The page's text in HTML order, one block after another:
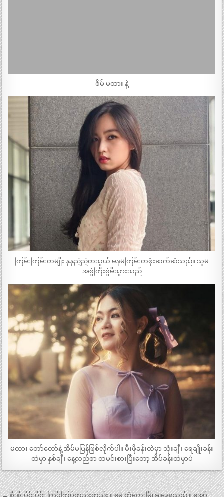
စိမ် မထား နဲ့
ကြမ်းကြမ်းတမျိုး နုနုညံ့ညံ့တသွယ် မနုမကြမ်းတဖုံးဆက်ဆံသည်။ သူမ
အစွဲကြီးစွဲမိသွားသည်
မထား တော်တော်နဲ့ အိမ်မပြန်ဖြစ်လိုက်ပါ။ မီးဖိုခန်းထဲမှာ သုံးချီ ၊ ရေချိုးခန်း
ထဲမှာ နှစ်ချီ ၊ နေ့လည်စာ ထမင်းစားပြီးတော့ အိပ်ခန်းထဲမှာပဲ
← စီးစီးပိူင်းပိူင်း ကြပ်ကြပ်တည်းတည်း ။ မေ တံတွေးမြို ချနေရသည် ။ အော်